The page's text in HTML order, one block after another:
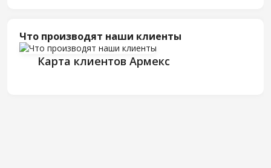
Что производят наши клиенты
Карта клиентов Армекс